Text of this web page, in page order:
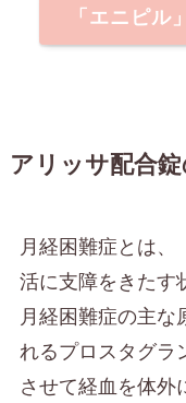
「エニピ
アリッサ配合
月経困難症とは
活に支障をきたす
月経困難症の主な
れるプロスタグラ
させて経血を体外